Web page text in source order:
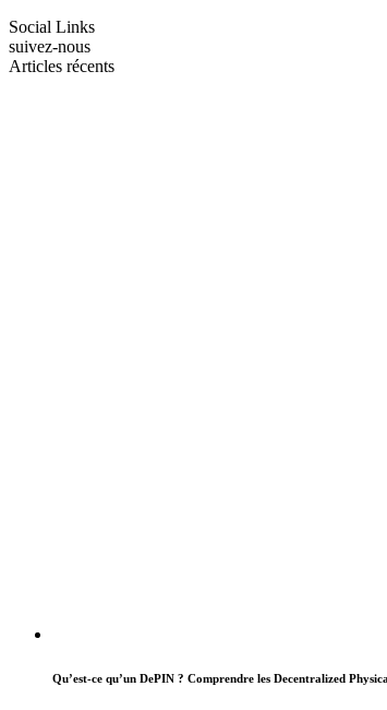
Social Links
suivez-nous
Articles récents
Qu’est-ce qu’un DePIN ? Comprendre les Decentralized